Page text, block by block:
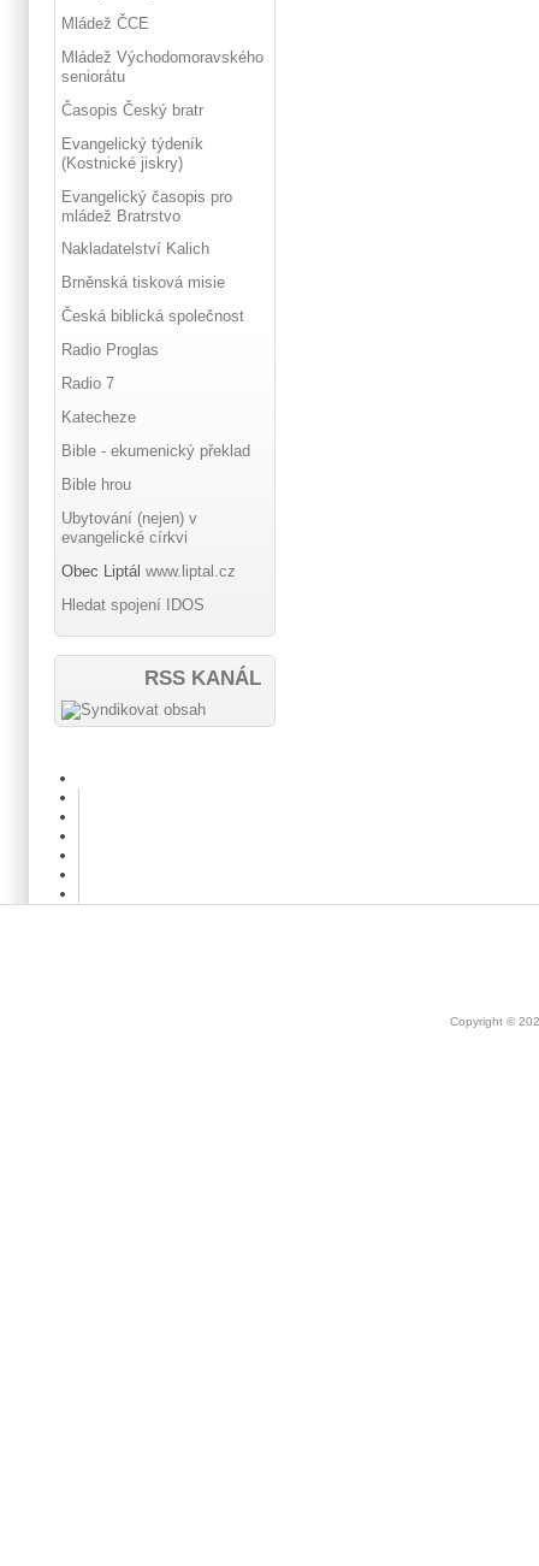
Mládež ČCE
Mládež Východomoravského
seniorátu
Časopis Český bratr
Evangelický týdeník
(Kostnické jiskry)
Evangelický časopis pro
mládež Bratrstvo
Nakladatelství Kalich
Brněnská tisková misie
Česká biblická společnost
Radio Proglas
Radio 7
Katecheze
Bible - ekumenický překlad
Bible hrou
Ubytování (nejen) v
evangelické církvi
Obec Liptál www.liptal.cz
Hledat spojení IDOS
RSS KANÁL
Copyright ©